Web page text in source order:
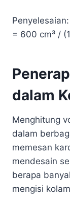
= 600 cm³ /
dalam
Menghitung
dalam
memesan
mendesain
berapa
mengisi